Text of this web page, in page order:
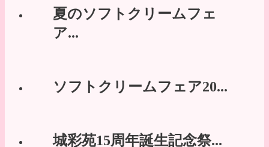
夏のソフトクリームフェ
ア...
ソフトクリームフェア20...
城彩苑15周年誕生記念祭...